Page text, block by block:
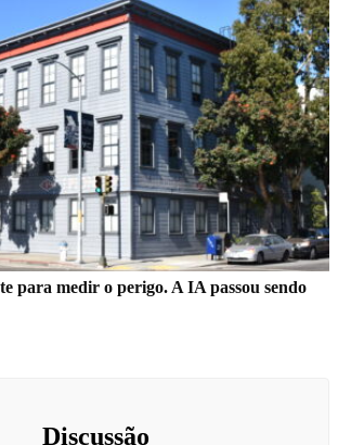
para medir o perigo. A IA passou sendo
Discussão